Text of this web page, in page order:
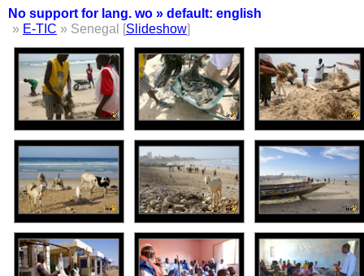
No support for lang. wo » default: english
» E-TIC » Senegal [Slideshow]